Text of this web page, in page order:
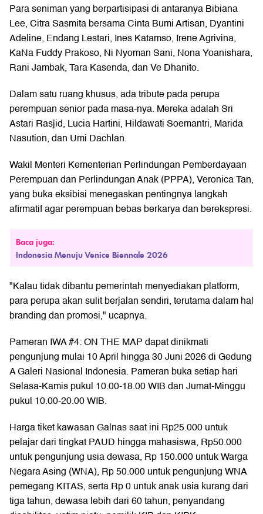
Para seniman yang berpartisipasi di antaranya Bibiana
Lee, Citra Sasmita bersama Cinta Bumi Artisan, Dyantini
Adeline, Endang Lestari, Ines Katamso, Irene Agrivina,
KaNa Fuddy Prakoso, Ni Nyoman Sani, Nona Yoanishara,
Rani Jambak, Tara Kasenda, dan Ve Dhanito.
Dalam satu ruang khusus, ada tribute pada perupa
perempuan senior pada masa-nya. Mereka adalah Sri
Astari Rasjid, Lucia Hartini, Hildawati Soemantri, Marida
Nasution, dan Umi Dachlan.
Wakil Menteri Kementerian Perlindungan Pemberdayaan
Perempuan dan Perlindungan Anak (PPPA), Veronica Tan,
yang buka eksibisi menegaskan pentingnya langkah
afirmatif agar perempuan bebas berkarya dan berekspresi.
Baca juga:
Indonesia Menuju Venice Biennale 2026
"Kalau tidak dibantu pemerintah menyediakan platform,
para perupa akan sulit berjalan sendiri, terutama dalam hal
branding dan promosi," ucapnya.
Pameran IWA #4: ON THE MAP dapat dinikmati
pengunjung mulai 10 April hingga 30 Juni 2026 di Gedung
A Galeri Nasional Indonesia. Pameran buka setiap hari
Selasa-Kamis pukul 10.00-18.00 WIB dan Jumat-Minggu
pukul 10.00-20.00 WIB.
Harga tiket kawasan Galnas saat ini Rp25.000 untuk
pelajar dari tingkat PAUD hingga mahasiswa, Rp50.000
untuk pengunjung usia dewasa, Rp 150.000 untuk Warga
Negara Asing (WNA), Rp 50.000 untuk pengunjung WNA
pemegang KITAS, serta Rp 0 untuk anak usia kurang dari
tiga tahun, dewasa lebih dari 60 tahun, penyandang